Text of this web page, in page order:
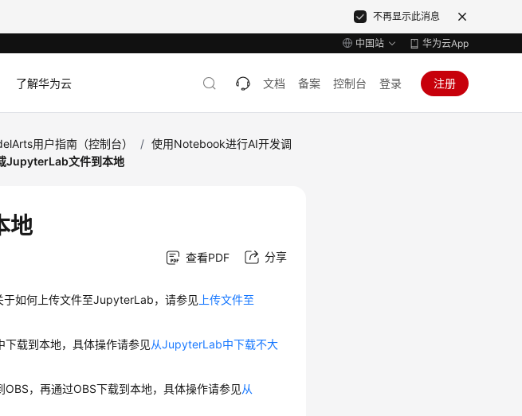
不再显示此消息
中国站 华为云App
了解华为云 文档 备案 控制台 登录 注册
用户指南（控制台） / 使用Notebook进行AI开发调
JupyterLab文件到本地
地
查看PDF 分享
如何上传文件至JupyterLab，请参见 上传文件至
载到本地，具体操作请参见从JupyterLab中下载不大
，再通过OBS下载到本地，具体操作请参见从